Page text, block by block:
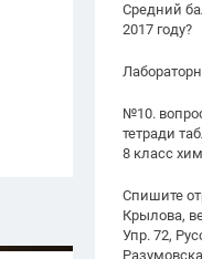
Средний
2017 году?
№10.
тетради
8 класс
Спишите
Крылова,
Упр. 72,